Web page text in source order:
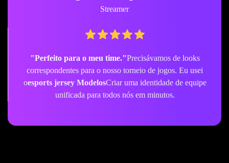
Streamer
"Perfeito para o meu time."Precisávamos de looks
correspondentes para o nosso torneio de jogos. Eu usei
oesports jersey ModelosCriar uma identidade de equipe
unificada para todos nós em minutos.